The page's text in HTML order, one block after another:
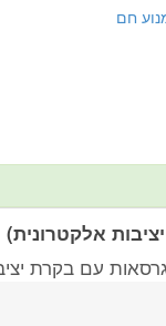
חם
עם בקרת